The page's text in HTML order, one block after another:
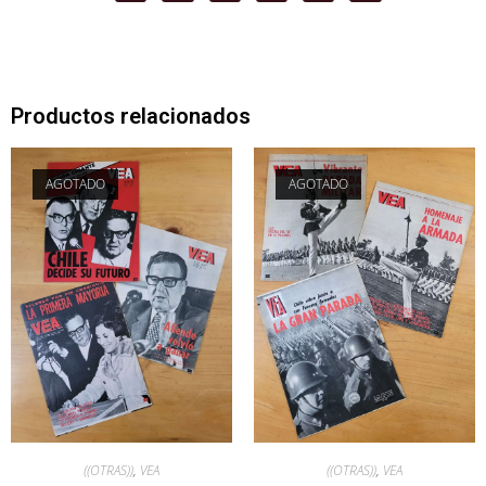
Productos relacionados
AGOTADO
((OTRAS)), VEA
AGOTADO
((OTRAS)), VEA